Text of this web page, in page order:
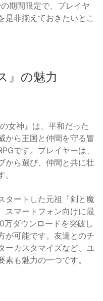
期間限定で、プレイヤ
是非揃えておきたいとこ
』の魅力
女神』は、平和だった
から王国と仲間を守る冒
です。プレイヤーは、
から選び、仲間と共に壮
タートした元祖『剣と魔
スマートフォン向けに最
ダウンロードを突破し
が可能です。友達とのチ
ーカスタマイズなど、ユ
も魅力の一つです。